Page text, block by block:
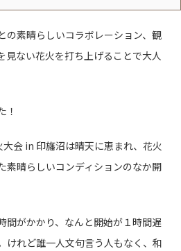
の素晴らしいコラボレーション、観
見ない花火を打ち上げることで大人
！
会 in 印旛沼は晴天に恵まれ、花火
素晴らしいコンディションのなか開
間がかかり、なんと開始が１時間遅
けれど誰一人文句言う人もなく、和